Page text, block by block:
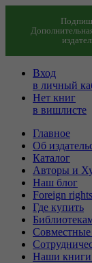
Вход
в личный
Нет книг
в вишлисте
Главное
Об
Каталог
Авторы и
Наш блог
Foreign
Где купить
Совместные
Наши книги